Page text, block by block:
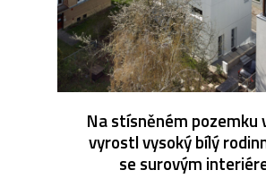
Na stísněném pozemku
vyrostl vysoký bílý
se surovým